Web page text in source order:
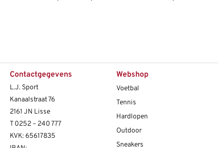
Contactgegevens
L.J. Sport
Kanaalstraat 76
2161 JN Lisse
T 0252 – 240 777
KVK: 65617835
Webshop
Voetbal
Tennis
Hardlopen
Outdoor
Sneakers